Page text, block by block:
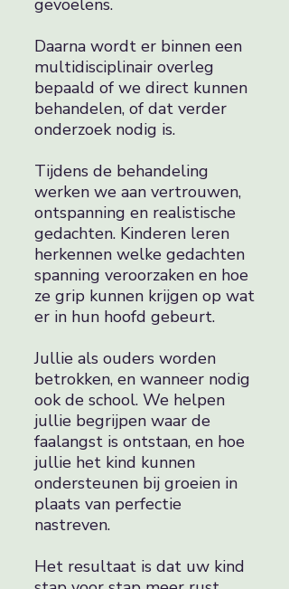
gevoelens.
Daarna wordt er binnen een
multidisciplinair overleg
bepaald of we direct kunnen
behandelen, of dat verder
onderzoek nodig is.
Tijdens de behandeling
werken we aan vertrouwen,
ontspanning en realistische
gedachten. Kinderen leren
herkennen welke gedachten
spanning veroorzaken en hoe
ze grip kunnen krijgen op wat
er in hun hoofd gebeurt.
Jullie als ouders worden
betrokken, en wanneer nodig
ook de school. We helpen
jullie begrijpen waar de
faalangst is ontstaan, en hoe
jullie het kind kunnen
ondersteunen bij groeien in
plaats van perfectie
nastreven.
Het resultaat is dat uw kind